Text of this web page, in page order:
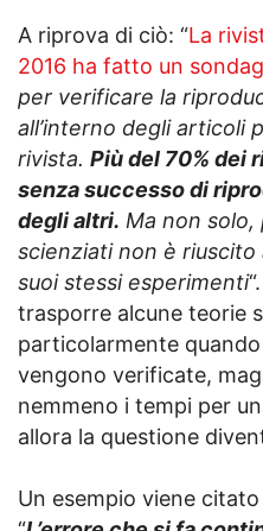
A riprova di ciò: “La
2016 ha fatto un
per verificare la
all’interno degli articoli
rivista. Più del 70% dei
senza successo di
degli altri. Ma non solo,
scienziati non è
suoi stessi esperimenti
trasporre alcune teorie
particolarmente
vengono verificate,
nemmeno i tempi per
allora la questione
Un esempio viene